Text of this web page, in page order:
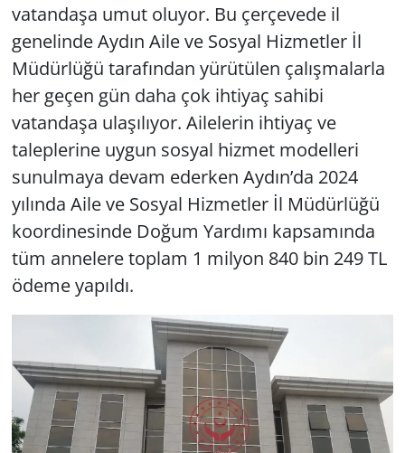
vatandaşa umut oluyor. Bu çerçevede il
genelinde Aydın Aile ve Sosyal Hizmetler İl
Müdürlüğü tarafından yürütülen çalışmalarla
her geçen gün daha çok ihtiyaç sahibi
vatandaşa ulaşılıyor. Ailelerin ihtiyaç ve
taleplerine uygun sosyal hizmet modelleri
sunulmaya devam ederken Aydın’da 2024
yılında Aile ve Sosyal Hizmetler İl Müdürlüğü
koordinesinde Doğum Yardımı kapsamında
tüm annelere toplam 1 milyon 840 bin 249 TL
ödeme yapıldı.